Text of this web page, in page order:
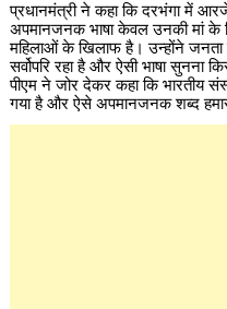
प्रधानमंत्री ने कहा कि दरभंगा में
अपमानजनक भाषा केवल उनकी मां के
महिलाओं के खिलाफ है। उन्होंने जनता
सर्वोपरि रहा है और ऐसी भाषा सुनना
पीएम ने जोर देकर कहा कि भारतीय
गया है और ऐसे अपमानजनक शब्द